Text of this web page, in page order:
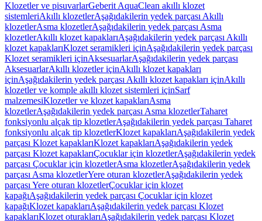
Klozetler ve pisuvarlarGeberit AquaClean akıllı klozet
sistemleriAkıllı klozetlerAşağıdakilerin yedek parçası Akıllı
klozetlerAsma klozetlerAşağıdakilerin yedek parçası Asma
klozetlerAkıllı klozet kapaklarıAşağıdakilerin yedek parçası Akıllı
klozet kapaklarıKlozet seramikleri içinAşağıdakilerin yedek parçası
Klozet seramikleri içinAksesuarlarAşağıdakilerin yedek parçası
AksesuarlarAkıllı klozetler içinAkıllı klozet kapakları
içinAşağıdakilerin yedek parçası Akıllı klozet kapakları içinAkıllı
klozetler ve komple akıllı klozet sistemleri içinSarf
malzemesiKlozetler ve klozet kapaklarıAsma
klozetlerAşağıdakilerin yedek parçası Asma klozetlerTaharet
fonksiyonlu alçak tip klozetlerAşağıdakilerin yedek parçası Taharet
fonksiyonlu alçak tip klozetlerKlozet kapaklarıAşağıdakilerin yedek
parçası Klozet kapaklarıKlozet kapaklarıAşağıdakilerin yedek
parçası Klozet kapaklarıÇocuklar için klozetlerAşağıdakilerin yedek
parçası Çocuklar için klozetlerAsma klozetlerAşağıdakilerin yedek
parçası Asma klozetlerYere oturan klozetlerAşağıdakilerin yedek
parçası Yere oturan klozetlerÇocuklar için klozet
kapağıAşağıdakilerin yedek parçası Çocuklar için klozet
kapağıKlozet kapaklarıAşağıdakilerin yedek parçası Klozet
kapaklarıKlozet oturaklarıAşağıdakilerin yedek parçası Klozet